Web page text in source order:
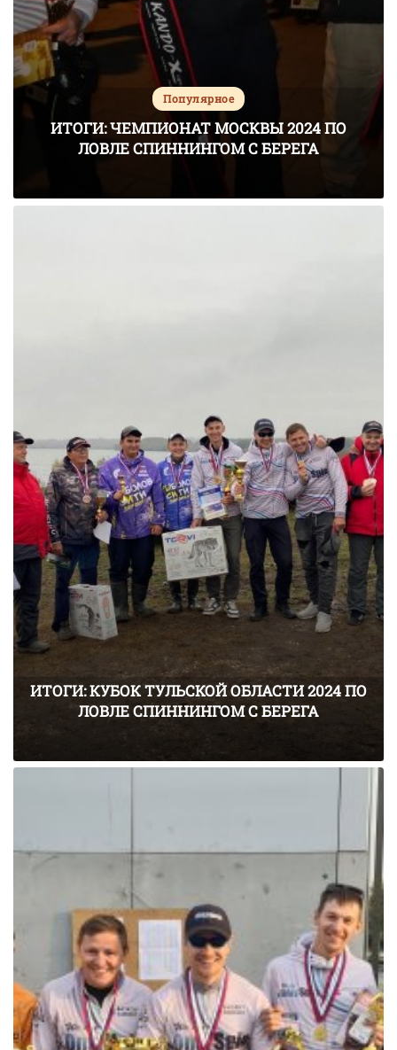
Популярное
ИТОГИ: ЧЕМПИОНАТ МОСКВЫ 2024 ПО
ЛОВЛЕ СПИННИНГОМ С БЕРЕГА
ИТОГИ: КУБОК ТУЛЬСКОЙ ОБЛАСТИ 2024 ПО
ЛОВЛЕ СПИННИНГОМ С БЕРЕГА